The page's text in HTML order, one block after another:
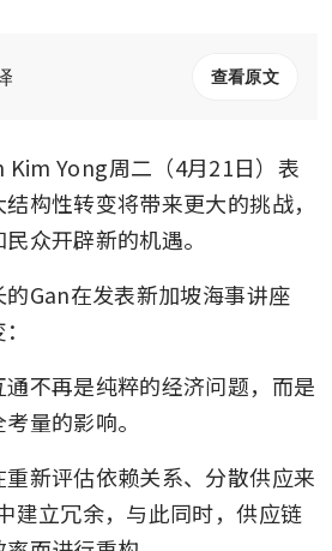
查看原文
Kim Yong周二（4月21日）表
构性转变将带来更大的挑战，
众开辟新的机遇。
Gan在发表新加坡海事讲座
不再是纯粹的经济问题，而是
量的影响。
新评估依赖关系、分散供应来
建立冗余，与此同时，供应链